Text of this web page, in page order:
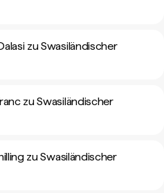
zu Swasiländischer
zu Swasiländischer
zu Swasiländischer